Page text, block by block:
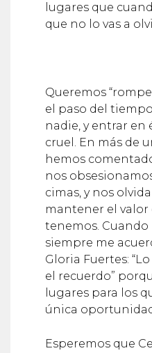
lugares que
que no lo vas a
Queremos
el paso del
nadie, y entrar en
cruel. En más de
hemos
nos
cimas, y nos
mantener el valor
tenemos.
siempre me
Gloria Fuertes:
el recuerdo”
lugares para los
única
Esperemos que